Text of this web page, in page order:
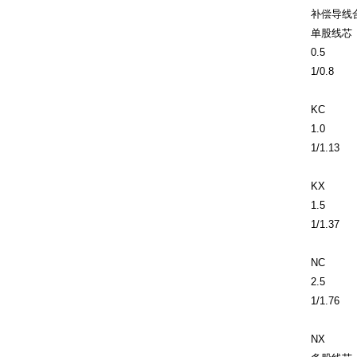
补偿导线
单股线芯
0.5
1/0.8
KC
1.0
1/1.13
KX
1.5
1/1.37
NC
2.5
1/1.76
NX